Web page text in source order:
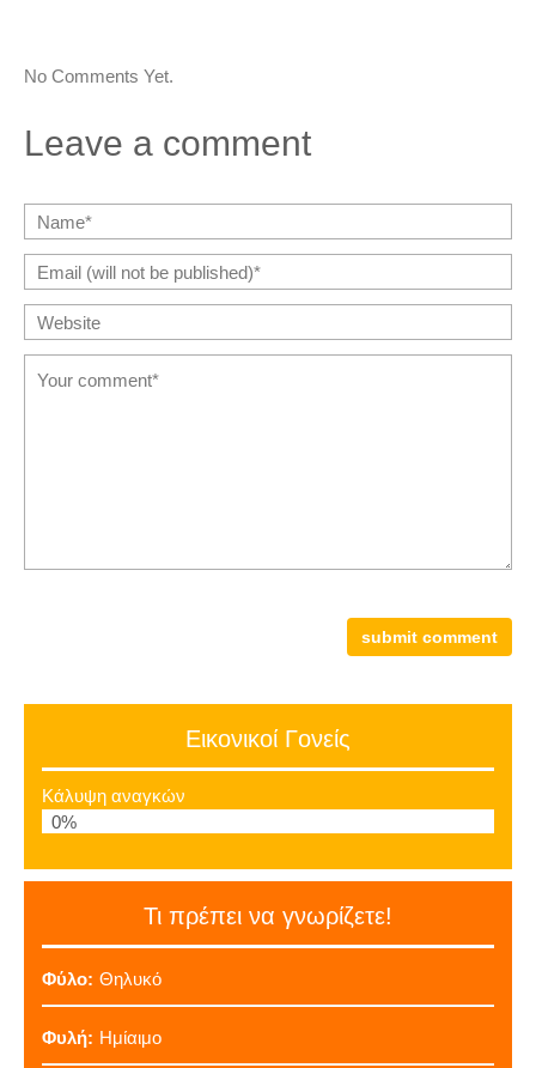
No Comments Yet.
Leave a comment
Εικονικοί Γονείς
Κάλυψη αναγκών
0%
Τι πρέπει να γνωρίζετε!
Φύλο: Θηλυκό
Φυλή: Ημίαιμο